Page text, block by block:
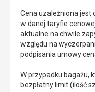
Cena uzależniona jest
w danej taryfie
aktualne na chwile
względu na
podpisania umowy
W przypadku bagażu,
bezpłatny limit (ilość